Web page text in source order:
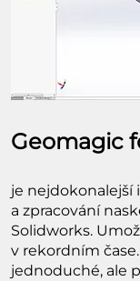
Geomagic
je nejdokonalejší
a zpracování
Solidworks.
v rekordním
jednoduché, ale